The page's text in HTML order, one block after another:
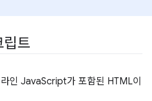
립트
인 JavaScript가 포함된 HTML이